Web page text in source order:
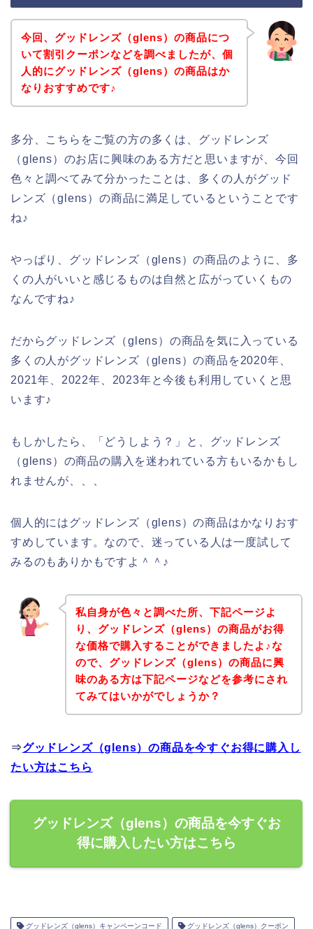
今回、グッドレンズ（glens）の商品につ
いて割引クーポンなどを調べましたが、個
人的にグッドレンズ（glens）の商品はか
なりおすすめです♪
多分、こちらをご覧の方の多くは、グッドレンズ
（glens）のお店に興味のある方だと思いますが、今回
色々と調べてみて分かったことは、多くの人がグッド
レンズ（glens）の商品に満足しているということです
ね♪
やっぱり、グッドレンズ（glens）の商品のように、多
くの人がいいと感じるものは自然と広がっていくもの
なんですね♪
だからグッドレンズ（glens）の商品を気に入っている
多くの人がグッドレンズ（glens）の商品を2020年、
2021年、2022年、2023年と今後も利用していくと思
います♪
もしかしたら、「どうしよう？」と、グッドレンズ
（glens）の商品の購入を迷われている方もいるかもし
れませんが、、、
個人的にはグッドレンズ（glens）の商品はかなりおす
すめしています。なので、迷っている人は一度試して
みるのもありかもですよ＾＾♪
私自身が色々と調べた所、下記ページよ
り、グッドレンズ（glens）の商品がお得
な価格で購入することができましたよ♪な
ので、グッドレンズ（glens）の商品に興
味のある方は下記ページなどを参考にされ
てみてはいかがでしょうか？
⇒グッドレンズ（glens）の商品を今すぐお得に購入し
たい方はこちら
グッドレンズ（glens）の商品を今すぐお
得に購入したい方はこちら
グッドレンズ（glens）キャンペーンコード グッドレンズ（glens）クーポン